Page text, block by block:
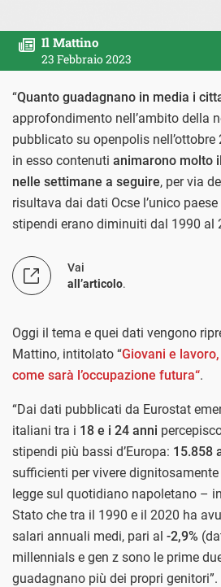
Il Mattino
23 Febbraio 2023
“Quanto guadagnano in media i
approfondimento nell’ambito della
pubblicato su openpolis nell’ottobre
in esso contenuti animarono molto
nelle settimane a seguire, per via
risultava dai dati Ocse l’unico
stipendi erano diminuiti dal 1990 al
Vai
all’articolo.
Oggi il tema e quei dati vengono
Mattino, intitolato “Giovani e
come sarà l’occupazione futura“.
“Dai dati pubblicati da Eurostat
italiani tra i 18 e i 24 anni
stipendi più bassi d’Europa: 15.858
sufficienti per vivere
legge sul quotidiano napoletano –
Stato che tra il 1990 e il 2020 ha
salari annuali medi, pari al -2,9%
millennials e gen z sono le prime
guadagnano più dei propri genitori”.